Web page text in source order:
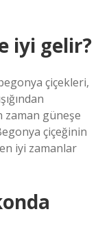
iyi gelir?
çiçekleri,
zaman güneşe
çiçeğinin
iyi zamanlar